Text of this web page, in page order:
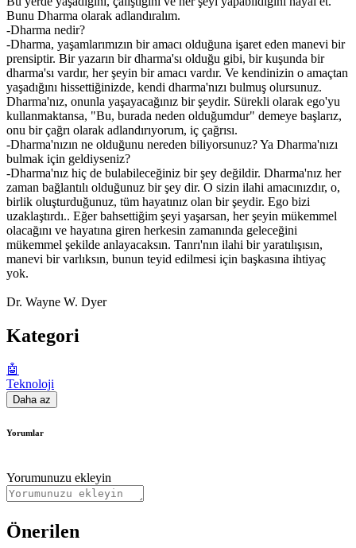
Bunu Dharma olarak adlandıralım.
-Dharma nedir?
-Dharma, yaşamlarımızın bir amacı olduğuna işaret eden manevi bir
prensiptir. Bir yazarın bir dharma'sı olduğu gibi, bir kuşunda bir
dharma'sı vardır, her şeyin bir amacı vardır. Ve kendinizin o amaçtan
yaşadığını hissettiğinizde, kendi dharma'nızı bulmuş olursunuz.
Dharma'nız, onunla yaşayacağınız bir şeydir. Sürekli olarak ego'yu
kullanmaktansa, "Bu, burada neden olduğumdur" demeye başlarız,
onu bir çağrı olarak adlandırıyorum, iç çağrısı.
-Dharma'nızın ne olduğunu nereden biliyorsunuz? Ya Dharma'nızı
bulmak için geldiyseniz?
-Dharma'nız hiç de bulabileceğiniz bir şey değildir. Dharma'nız her
zaman bağlantılı olduğunuz bir şey dir. O sizin ilahi amacınızdır, o,
birlik oluşturduğunuz, tüm hayatınız olan bir şeydir. Ego bizi
uzaklaştırdı.. Eğer bahsettiğim şeyi yaşarsan, her şeyin mükemmel
olacağını ve hayatına giren herkesin zamanında geleceğini
mükemmel şekilde anlayacaksın. Tanrı'nın ilahi bir yaratılışısın,
manevi bir varlıksın, bunun teyid edilmesi için başkasına ihtiyaç
yok.
Dr. Wayne W. Dyer
Kategori
🤖
Teknoloji
Daha az
Yorumlar
Yorumunuzu ekleyin
Önerilen